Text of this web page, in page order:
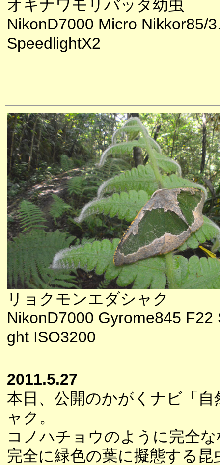
オキナワモリバッタ幼虫
NikonD7000 Micro Nikkor85/
SpeedlightX2
リョクモンエダシャク
NikonD7000 Gyrome845 F22
ght ISO3200
2011.5.27
本日、公開のかがくナビ「
ャク。
コノハチョウのように完全
完全に緑色の葉に擬態する昆